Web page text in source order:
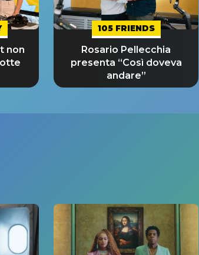
non
105 FRIENDS
Rosario Pellecchia
presenta “Così doveva
andare”